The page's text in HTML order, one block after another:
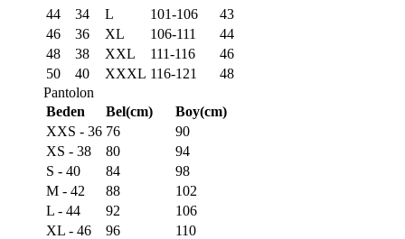
44
34 L 101-106
43
46
36 XL 106-111
44
48
38 XXL 111-116
46
50
40 XXXL 116-121
48
Pantolon
Beden
Bel(cm)
Boy(cm)
XXS - 36 76
90
XS - 38
80
94
S - 40
84
98
M - 42
88
102
L - 44
92
106
XL - 46
96
110